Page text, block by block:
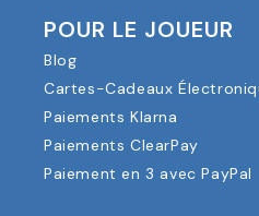
POUR LE JOUEUR
Blog
Cartes-Cadeaux
Paiements Klarna
Paiements ClearPay
Paiement en 3 avec PayPal